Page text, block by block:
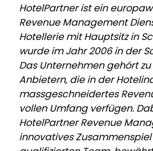
HotelPartner ist ein
Revenue Management
Hotellerie mit Hauptsitz in
wurde im Jahr 2006 in der
Das Unternehmen gehört
Anbietern, die in der
massgeschneidertes
vollen Umfang verfügen.
HotelPartner Revenue
innovatives